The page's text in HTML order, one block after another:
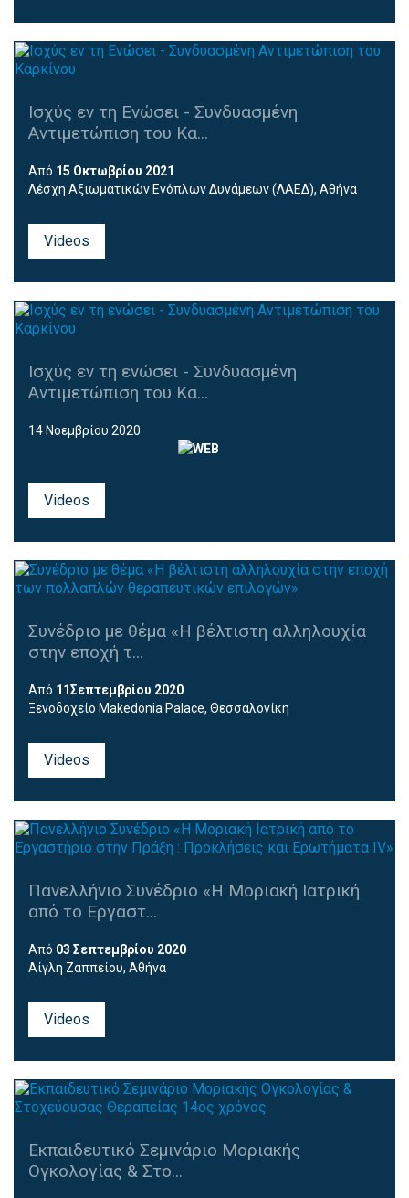
Ισχύς εν τη Ενώσει - Συνδυασμένη
Αντιμετώπιση του Κα...
Από 15 Οκτωβρίου 2021
Λέσχη Αξιωματικών Ενόπλων Δυνάμεων (ΛΑΕΔ), Αθήνα
Videos
Ισχύς εν τη ενώσει - Συνδυασμένη
Αντιμετώπιση του Κα...
14 Νοεμβρίου 2020
Videos
Συνέδριο με θέμα «Η βέλτιστη αλληλουχία
στην εποχή τ...
Από 11Σεπτεμβρίου 2020
Ξενοδοχείο Makedonia Palace, Θεσσαλονίκη
Videos
Πανελλήνιο Συνέδριο «Η Μοριακή Ιατρική
από το Εργαστ...
Από 03 Σεπτεμβρίου 2020
Αίγλη Ζαππείου, Αθήνα
Videos
Εκπαιδευτικό Σεμινάριο Μοριακής
Ογκολογίας & Στο...